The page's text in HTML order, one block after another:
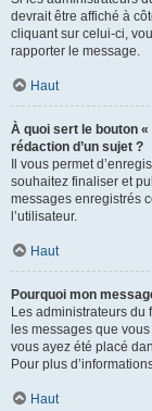
devrait être affiché à
cliquant sur celui-ci,
rapporter le message.
Haut
À quoi sert le bouton
rédaction d’un sujet ?
Il vous permet
souhaitez finaliser et
messages enregistrés
l’utilisateur.
Haut
Pourquoi mon
Les administrateurs du
les messages que
vous ayez été placé
Pour plus
Haut